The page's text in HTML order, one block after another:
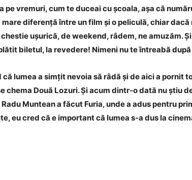
vremuri, cum te duceai cu școala, așa că
diferență între un film și o peliculă, chiar
ușurică, de weekend, râdem, ne amuzăm.
biletul, la revedere! Nimeni nu te întreabă
lumea a simțit nevoia să râdă și de aici a pornit
Două Lozuri. Și acum dintr-o dată nu știu
Muntean a făcut Furia, unde a adus pentru
eu cred că e important că lumea s-a dus la